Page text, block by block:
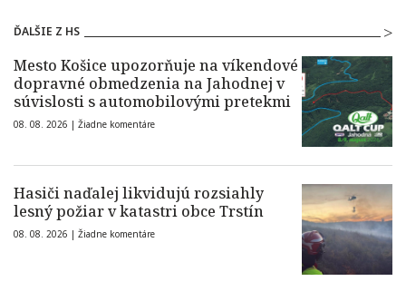
ĎALŠIE Z HS
Mesto Košice upozorňuje na víkendové
dopravné obmedzenia na Jahodnej v
súvislosti s automobilovými pretekmi
08. 08. 2026 | Žiadne komentáre
Hasiči naďalej likvidujú rozsiahly
lesný požiar v katastri obce Trstín
08. 08. 2026 | Žiadne komentáre